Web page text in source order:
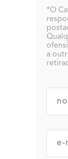
*O
a